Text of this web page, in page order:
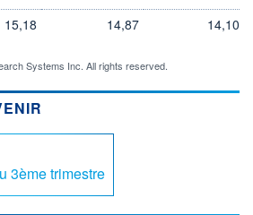
15,18 14,87 14,10
Systems Inc. All rights reserved.
3ème trimestre